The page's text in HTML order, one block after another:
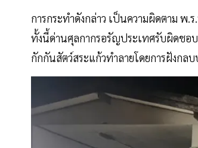
การกระทำดังกล่าว เป็นความผิดตาม พ.
ทั้งนี้ด่านศุลกากรอรัญประเทศรับผิดชอ
กักกันสัตว์สระแก้วทำลายโดยการฝังกล